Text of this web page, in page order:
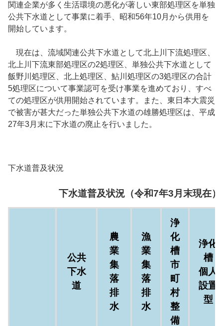
関連企業が多く生活環境の悪化が著しい東部処理区を単独
公共下水道として事業に着手、昭和56年10月から供用を
開始しています。
現在は、流域関連公共下水道として北上川下流処理区、
北上川下流東部処理区の2処理区、単独公共下水道として
飯野川処理区、北上処理区、鮎川処理区の3処理区の合計
5処理区について事業認可を受け事業を進めており、すべ
ての処理区が供用開始されています。また、東日本大震災
で被害が甚大だった単独公共下水道の雄勝処理区は、平成
27年3月末に下水道の廃止を行いました。
下水道普及状況
下水道普及状況（令和7年3月末現在）
公共
下水
道
農
業
集
落
排
水
漁
業
集
落
排
水
浄
化
槽
市
町
村
整
備
浄化
槽
個人
設置
型